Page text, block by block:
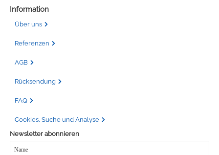
Information
Über uns
Referenzen
AGB
Rücksendung
FAQ
Cookies, Suche und Analyse
Newsletter abonnieren
Name